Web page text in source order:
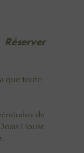
Réserver
que toute
de
House